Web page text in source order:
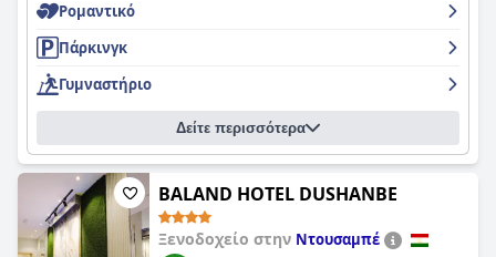
Ρομαντικό
Πάρκινγκ
Γυμναστήριο
Δείτε περισσότερα
BALAND HOTEL DUSHANBE
Ξενοδοχείο στην Ντουσαμπέ